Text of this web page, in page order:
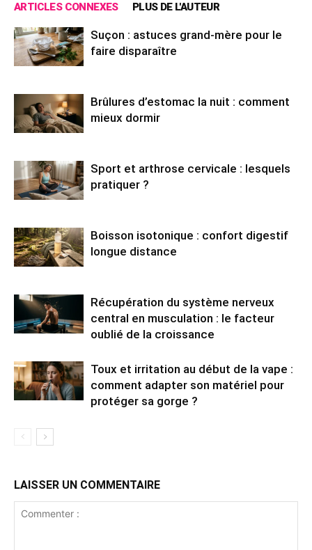
ARTICLES CONNEXES PLUS DE L'AUTEUR
Suçon : astuces grand-mère pour le
faire disparaître
Brûlures d’estomac la nuit : comment
mieux dormir
Sport et arthrose cervicale : lesquels
pratiquer ?
Boisson isotonique : confort digestif
longue distance
Récupération du système nerveux
central en musculation : le facteur
oublié de la croissance
Toux et irritation au début de la vape :
comment adapter son matériel pour
protéger sa gorge ?
LAISSER UN COMMENTAIRE